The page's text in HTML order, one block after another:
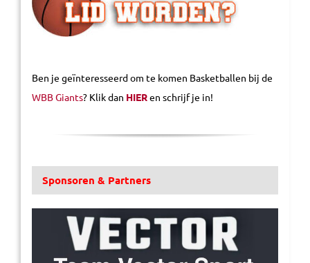
Ben je geïnteresseerd om te komen Basketballen bij de
WBB Giants? Klik dan HIERen schrijf je in!
Sponsoren & Partners